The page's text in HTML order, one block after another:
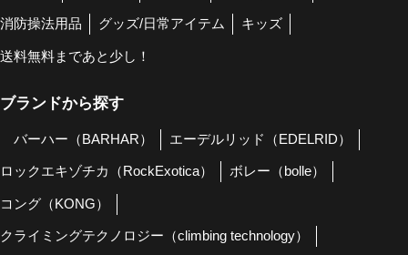
消防操法用品 グッズ/日常アイテム キッズ
送料無料まであと少し！
ブランドから探す
バーハー（BARHAR） エーデルリッド（EDELRID）
ロックエキゾチカ（RockExotica） ボレー（bolle）
コング（KONG）
クライミングテクノロジー（climbing technology）